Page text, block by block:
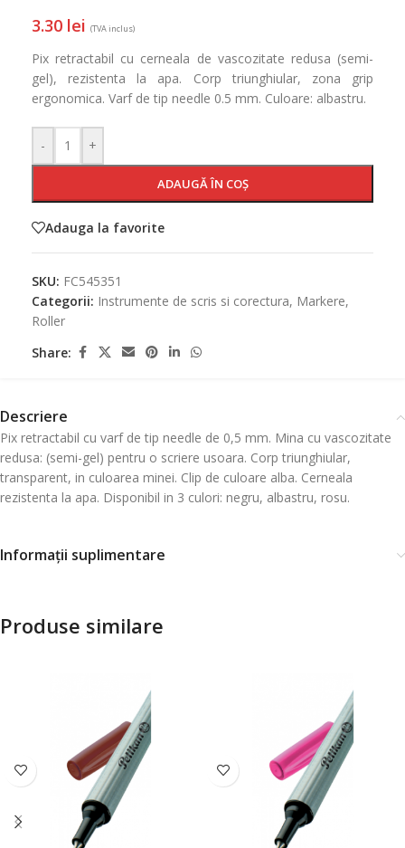
3.30 lei (TVA inclus)
Pix retractabil cu cerneala de vascozitate redusa (semi-
gel), rezistenta la apa. Corp triunghiular, zona grip
ergonomica. Varf de tip needle 0.5 mm. Culoare: albastru.
- +
ADAUGĂ ÎN COȘ
Adauga la favorite
SKU: FC545351
Categorii: Instrumente de scris si corectura, Markere,
Roller
Share:
Descriere
Pix retractabil cu varf de tip needle de 0,5 mm. Mina cu vascozitate
redusa: (semi-gel) pentru o scriere usoara. Corp triunghiular,
transparent, in culoarea minei. Clip de culoare alba. Cerneala
rezistenta la apa. Disponibil in 3 culori: negru, albastru, rosu.
Informații suplimentare
Produse similare